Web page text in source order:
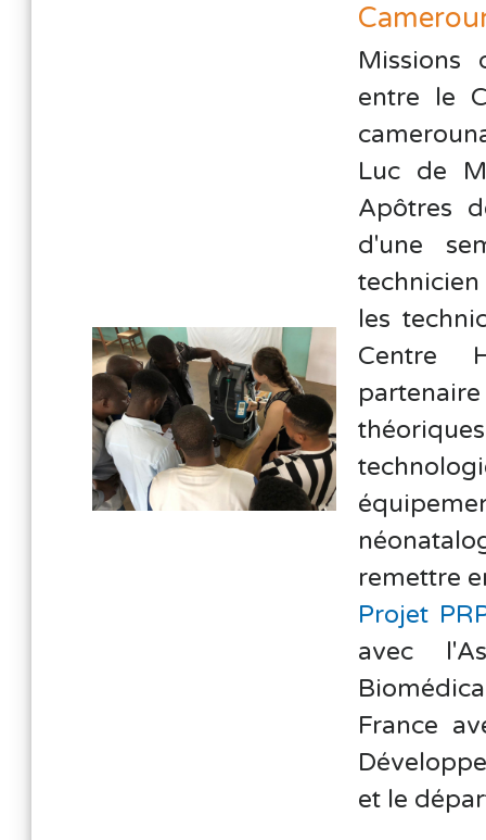
Missions
entre le
Luc de
Apôtres
d'une
les
Centre
remettre
Projet
avec
France
et le